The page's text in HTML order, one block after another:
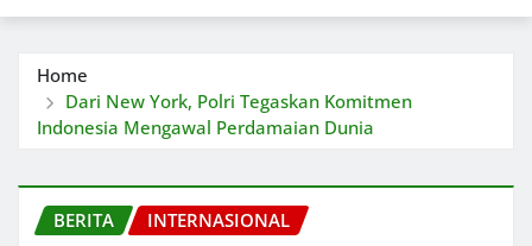
Home
Dari New York, Polri Tegaskan Komitmen
Indonesia Mengawal Perdamaian Dunia
BERITA INTERNASIONAL